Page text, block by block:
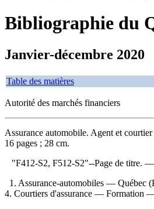
Bibliographie du
Janvier-décembre 2020
Table des matières
Autorité des marchés financiers
Assurance automobile. Agent et
16 pages ; 28 cm.
"F412-S2, F512-S2"--Page de titre.
1. Assurance-automobiles —
4. Courtiers d'assurance — Formation